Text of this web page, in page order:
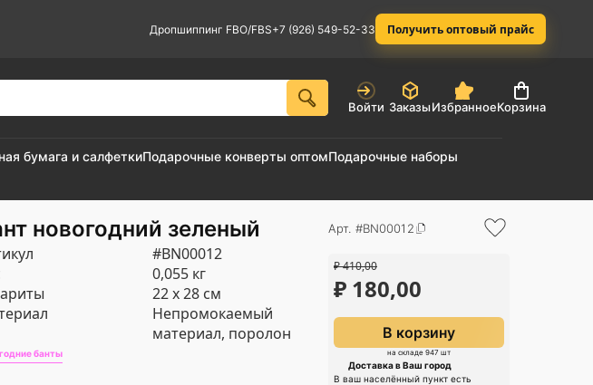
Дропшиппинг FBO/FBS+7 (926) 549-52-33 Получить оптовый прайс
Войти ЗаказыИзбранноеКорзина
бумага и салфеткиПодарочные конверты оптомПодарочные наборы
новогодний зеленый
#BN00012
0,055 кг
22 х 28 см
Непромокаемый
материал, поролон
банты
Арт. #BN00012
₽410,00
₽ 180,00
В корзину
на складе 947 шт
Доставка в Ваш город
В ваш населённый пункт есть